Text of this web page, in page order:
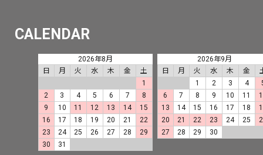
CALENDAR
2026年8月
日
月 火 水 木 金
土
1
2
3 4 5 6 7
8
9
10 11 12 13 14
15
16
17 18 19 20 21
22
23
24 25 26 27 28
29
30
31
2026年9月
日
月 火 水 木 金
1
2 3 4
6
7 8 9 10 11
13
14 15 16 17 18
20
21 22 23 24 25
27
28 29 30